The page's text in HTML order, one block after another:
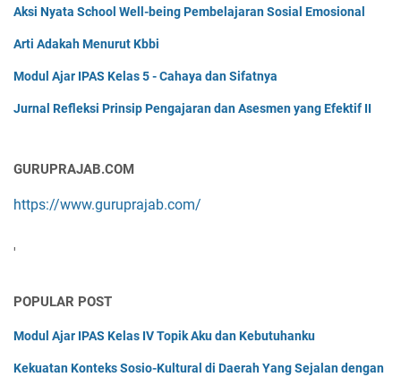
Aksi Nyata School Well-being Pembelajaran Sosial Emosional
Arti Adakah Menurut Kbbi
Modul Ajar IPAS Kelas 5 - Cahaya dan Sifatnya
Jurnal Refleksi Prinsip Pengajaran dan Asesmen yang Efektif II
GURUPRAJAB.COM
https://www.guruprajab.com/
'
POPULAR POST
Modul Ajar IPAS Kelas IV Topik Aku dan Kebutuhanku
Kekuatan Konteks Sosio-Kultural di Daerah Yang Sejalan dengan